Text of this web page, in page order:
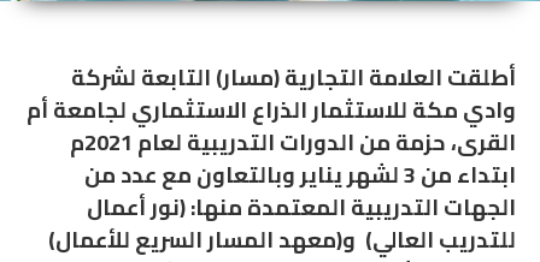
أطلقت العلامة التجارية (مسار) التابعة لشركة
وادي مكة للاستثمار الذراع الاستثماري لجامعة أم
القرى، حزمة من الدورات التدريبية لعام 2021م
ابتداء من 3 لشهر يناير وبالتعاون مع عدد من
الجهات التدريبية المعتمدة منها: (نور أعمال
للتدريب العالي) و(معهد المسار السريع للأعمال)